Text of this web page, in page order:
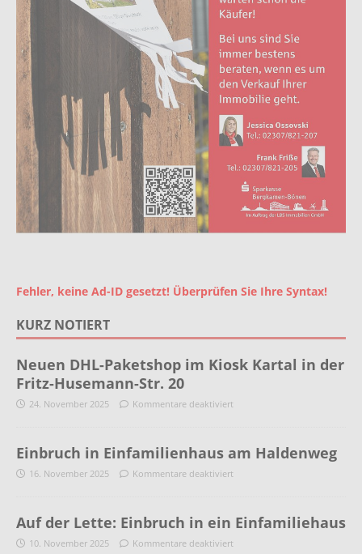
Fehler, keine Ad-ID gesetzt! Überprüfen Sie Ihre Syntax!
KURZ NOTIERT
Neuen DHL-Paketshop im Kiosk Kartal in der
Fritz-Husemann-Str. 20
24. November 2025 Kommentare deaktiviert
Einbruch in Einfamilienhaus am Haldenweg
16. November 2025 Kommentare deaktiviert
Auf der Lette: Einbruch in ein Einfamiliehaus
10. November 2025 Kommentare deaktiviert